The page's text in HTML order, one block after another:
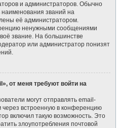
и администраторов. Обычно
званий на
её администратором.
ненужными сообщениями
звание. На большинстве
или администратор понизят
от меня требуют войти на
могут отправлять email-
встроенную в конференцию
включил такую возможность. Это
злоупотребления почтовой